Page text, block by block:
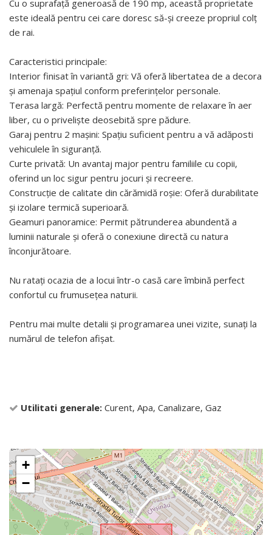
Cu o suprafață generoasă de 190 mp, această proprietate
este ideală pentru cei care doresc să-și creeze propriul colț
de rai.
Caracteristici principale:
Interior finisat în variantă gri: Vă oferă libertatea de a decora
și amenaja spațiul conform preferințelor personale.
Terasa largă: Perfectă pentru momente de relaxare în aer
liber, cu o priveliște deosebită spre pădure.
Garaj pentru 2 mașini: Spațiu suficient pentru a vă adăposti
vehiculele în siguranță.
Curte privată: Un avantaj major pentru familiile cu copii,
oferind un loc sigur pentru jocuri și recreere.
Construcție de calitate din cărămidă roșie: Oferă durabilitate
și izolare termică superioară.
Geamuri panoramice: Permit pătrunderea abundentă a
luminii naturale și oferă o conexiune directă cu natura
înconjurătoare.
Nu ratați ocazia de a locui într-o casă care îmbină perfect
confortul cu frumusețea naturii.
Pentru mai multe detalii și programarea unei vizite, sunați la
numărul de telefon afișat.
Utilitati generale: Curent, Apa, Canalizare, Gaz
+
−